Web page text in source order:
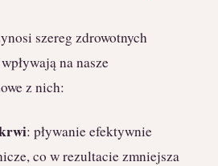
szereg zdrowotnych
na nasze
z nich:
: pływanie efektywnie
co w rezultacie zmniejsza